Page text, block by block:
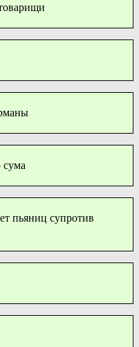
сума
пьяниц супротив